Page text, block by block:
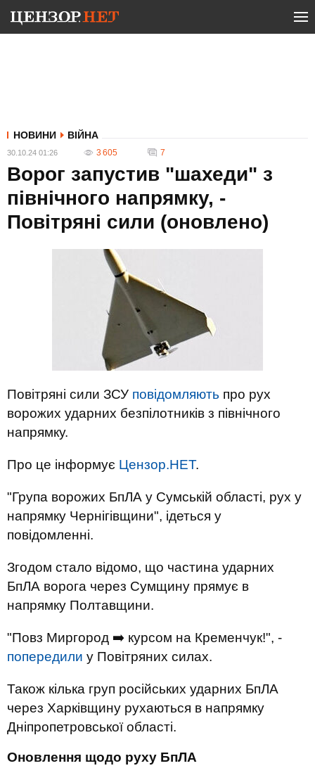
НОВИНИ ВІЙНА
30.10.24 01:26 3 605 7
Ворог запустив "шахеди" з
північного напрямку, -
Повітряні сили (оновлено)
Повітряні сили ЗСУ повідомляють про рух
ворожих ударних безпілотників з північного
напрямку.
Про це інформує Цензор.НЕТ.
"Група ворожих БпЛА у Сумській області, рух у
напрямку Чернігівщини", ідеться у
повідомленні.
Згодом стало відомо, що частина ударних
БпЛА ворога через Сумщину прямує в
напрямку Полтавщини.
"Повз Миргород ➡️ курсом на Кременчук!", -
попередили у Повітряних силах.
Також кілька груп російських ударних БпЛА
через Харківщину рухаються в напрямку
Дніпропетровської області.
Оновлення щодо руху БпЛА